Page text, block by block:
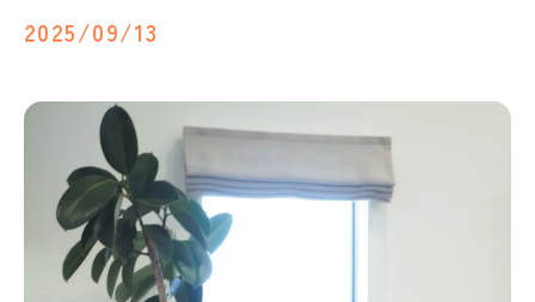
2025/09/13